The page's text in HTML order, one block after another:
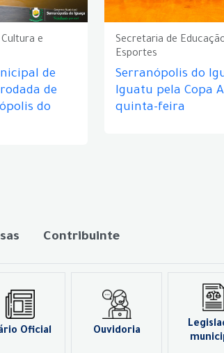
e
de
de
do
Secretaria de
Esportes
Serranópolis do
Iguatu pela Copa
quinta-feira
Contribuinte
Oficial Ouvidoria